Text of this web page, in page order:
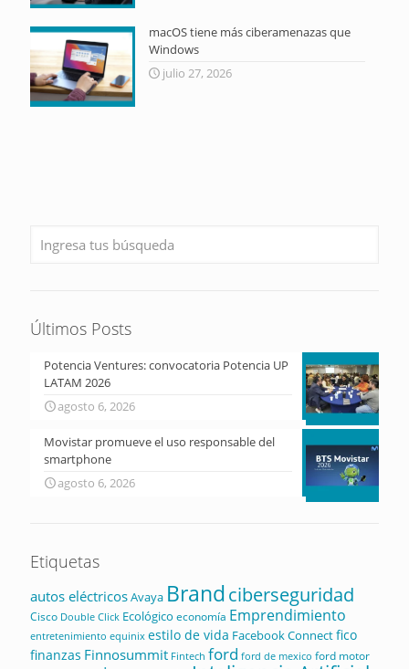
macOS tiene más ciberamenazas que
Windows
julio 27, 2026
Últimos Posts
Potencia Ventures: convocatoria Potencia UP
LATAM 2026
agosto 6, 2026
Movistar promueve el uso responsable del
smartphone
agosto 6, 2026
Etiquetas
autos eléctricosAvaya Brandciberseguridad
Cisco Double Click Ecológico economía Emprendimiento
entretenimiento equinix estilo de vida Facebook Connectfico
finanzas Finnosummit Fintech ford ford de mexico ford motor